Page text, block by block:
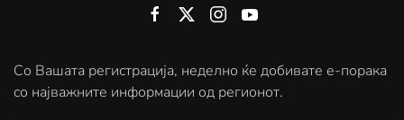
Со Вашата регистрација, неделно ќе добивате е-порака
со најважните информации од регионот.